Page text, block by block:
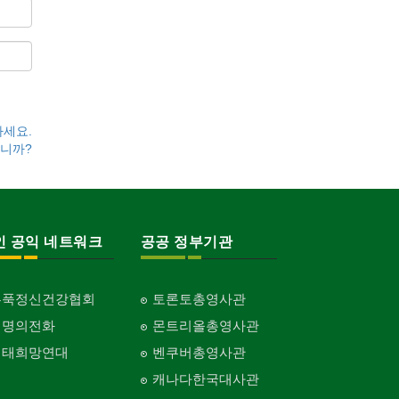
요.
까?
공익 네트워크
정신건강협회
의전화
희망연대
공공 정부기관
토론토총영사관
몬트리올총영사관
벤쿠버총영사관
캐나다한국대사관